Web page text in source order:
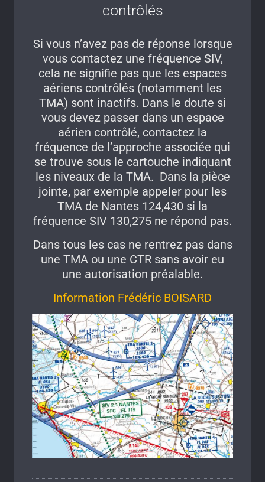
contrôlés
Si vous n’avez pas de réponse lorsque
vous contactez une fréquence SIV,
cela ne signifie pas que les espaces
aériens contrôlés (notamment les
TMA) sont inactifs. Dans le doute si
vous devez passer dans un espace
aérien contrôlé, contactez la
fréquence de l’approche associée qui
se trouve sous le cartouche indiquant
les niveaux de la TMA. Dans la pièce
jointe, par exemple appeler pour les
TMA de Nantes 124,430 si la
fréquence SIV 130,275 ne répond pas.
Dans tous les cas ne rentrez pas dans
une TMA ou une CTR sans avoir eu
une autorisation préalable.
Information Frédéric BOISARD